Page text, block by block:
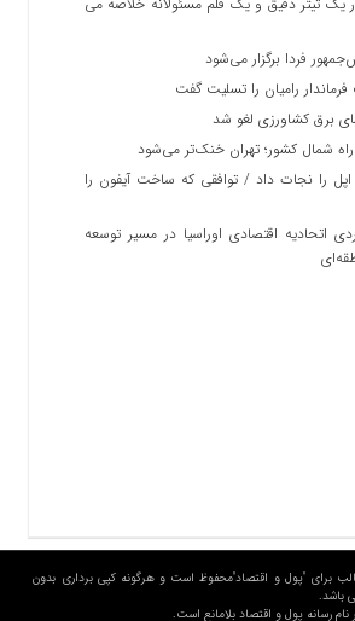
فردا برگزار می‌شود
رامیان را تسلیت گفت
برق کشاورزی لغو شد
راه شمال کشور؛ تهران خنک‌تر می‌شود
را نجات داد / توافقی که ساخت آیفون را
اتحادیه اقتصادی اوراسیا در مسیر توسعه
برای "پول و اقتصاد"محفوظ است و هرگونه کپی برداری بدون
باشد.
رسانه پول و اقتصاد بلامانع است.